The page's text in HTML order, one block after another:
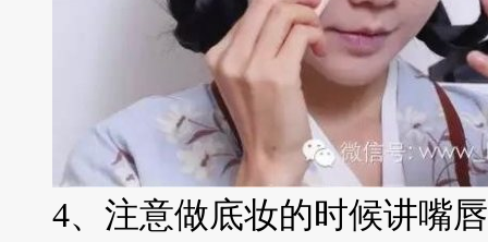
4、注意做底妆的时候讲嘴